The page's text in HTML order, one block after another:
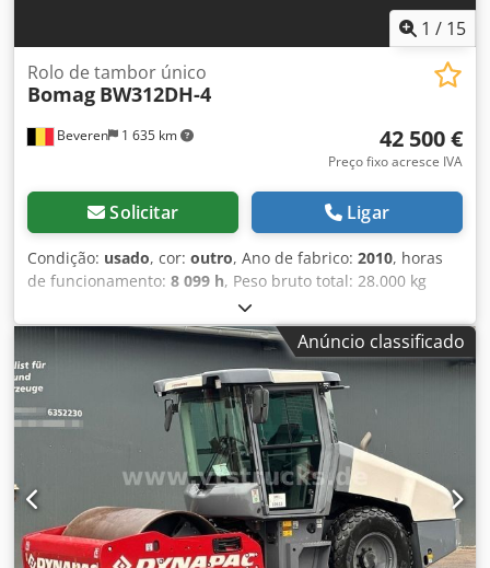
1 / 15
Beveren 1 635 km
Rolo de tambor único
Bomag BW312DH-4
42 500 €
Preço fixo acresce IVA
Solicitar Ligar
Condição: usado, cor: outro, Ano de fabrico: 2010, horas
de funcionamento: 8 099 h, Peso bruto total: 28.000 kg
Chsdpozblcrefx Airea Marca do motor: Deutz Marca CE:
sim Número de série: 101583141318 Máquinas à venda!
Visite nosso site para conhecer uma variedade de
máquinas prontas para compra. Temos mais opções
disponíveis além das listadas online, então sinta-se à
vontade para nos ligar ou enviar um e-mail a qualquer
momento. Todas as nossas máquinas são totalmente
revisadas e verificadas quanto à confiabilidade. Precisa de
fotos? Basta entrar em contato conosco e as enviaremos
prontamente. Oferecemos atendimento em holandês,
inglês, francês, alemão, espanhol e russo. Descubra nossa
ampla gama de máquinas confiáveis.
Anúncio classificado